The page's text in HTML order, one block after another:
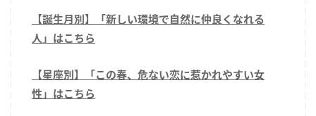
【誕生月別】「新しい環境で自然に仲良くなれる
人」はこちら
【星座別】「この春、危ない恋に惹かれやすい女
性」はこちら